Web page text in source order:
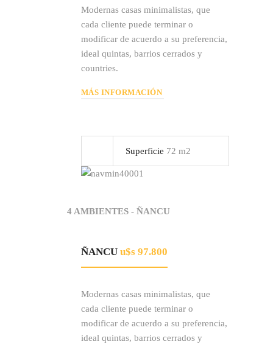
Modernas casas minimalistas, que
cada cliente puede terminar o
modificar de acuerdo a su preferencia,
ideal quintas, barrios cerrados y
countries.
MÁS INFORMACIÓN
Superficie 72 m2
4 AMBIENTES - ÑANCU
ÑANCU u$s 97.800
Modernas casas minimalistas, que
cada cliente puede terminar o
modificar de acuerdo a su preferencia,
ideal quintas, barrios cerrados y